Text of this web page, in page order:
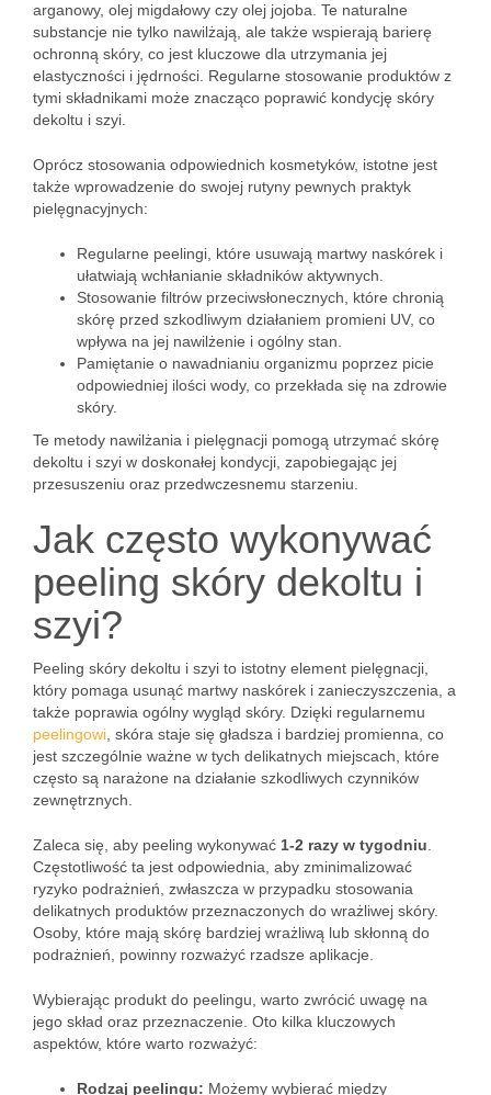
arganowy, olej migdałowy czy olej jojoba. Te naturalne
substancje nie tylko nawilżają, ale także wspierają barierę
ochronną skóry, co jest kluczowe dla utrzymania jej
elastyczności i jędrności. Regularne stosowanie produktów z
tymi składnikami może znacząco poprawić kondycję skóry
dekoltu i szyi.
Oprócz stosowania odpowiednich kosmetyków, istotne jest
także wprowadzenie do swojej rutyny pewnych praktyk
pielęgnacyjnych:
Regularne peelingi, które usuwają martwy naskórek i
ułatwiają wchłanianie składników aktywnych.
Stosowanie filtrów przeciwsłonecznych, które chronią
skórę przed szkodliwym działaniem promieni UV, co
wpływa na jej nawilżenie i ogólny stan.
Pamiętanie o nawadnianiu organizmu poprzez picie
odpowiedniej ilości wody, co przekłada się na zdrowie
skóry.
Te metody nawilżania i pielęgnacji pomogą utrzymać skórę
dekoltu i szyi w doskonałej kondycji, zapobiegając jej
przesuszeniu oraz przedwczesnemu starzeniu.
Jak często wykonywać
peeling skóry dekoltu i
szyi?
Peeling skóry dekoltu i szyi to istotny element pielęgnacji,
który pomaga usunąć martwy naskórek i zanieczyszczenia, a
także poprawia ogólny wygląd skóry. Dzięki regularnemu
peelingowi , skóra staje się gładsza i bardziej promienna, co
jest szczególnie ważne w tych delikatnych miejscach, które
często są narażone na działanie szkodliwych czynników
zewnętrznych.
Zaleca się, aby peeling wykonywać 1-2 razy w tygodniu
Częstotliwość ta jest odpowiednia, aby zminimalizować
ryzyko podrażnień, zwłaszcza w przypadku stosowania
delikatnych produktów przeznaczonych do wrażliwej skóry.
Osoby, które mają skórę bardziej wrażliwą lub skłonną do
podrażnień, powinny rozważyć rzadsze aplikacje.
Wybierając produkt do peelingu, warto zwrócić uwagę na
jego skład oraz przeznaczenie. Oto kilka kluczowych
aspektów, które warto rozważyć:
Rodzaj peelingu: Możemy wybierać między